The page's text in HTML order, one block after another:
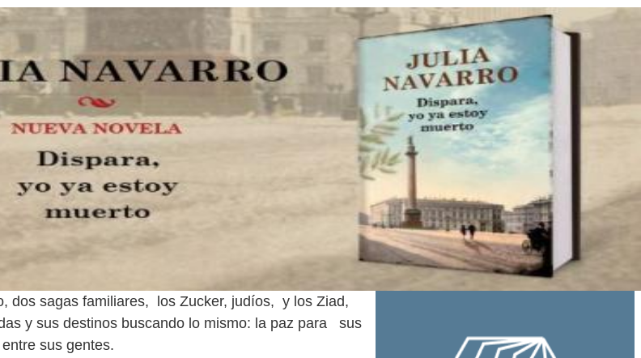
dos sagas familiares, los Zucker, judíos, y los Ziad,
y sus destinos buscando lo mismo: la paz para sus
sus gentes.